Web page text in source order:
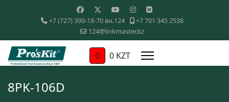
+7 (727) 390-18-70 вн.124
+7 701 345 2538
124@linkmaster.kz
0 0 KZT
8PK-106D